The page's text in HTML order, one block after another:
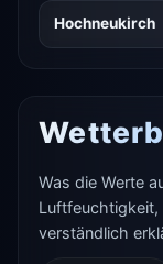
Hochneukirch
Was die Werte
verständlich